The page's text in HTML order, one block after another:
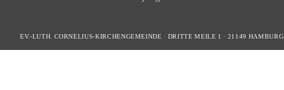
EV.-LUTH. CORNELIUS-KIRCHENGEMEINDE · DRITTE MEILE 1 · 21149 HAMBURG